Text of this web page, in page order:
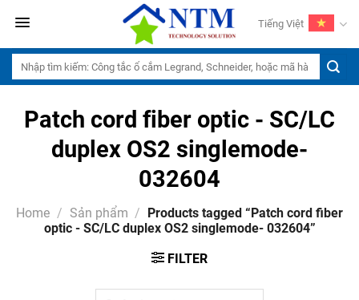
content
Tiếng Việt
Search
for:
Patch cord fiber optic - SC/LC
duplex OS2 singlemode-
032604
Home / Sản phẩm /
Products tagged “Patch cord fiber
optic - SC/LC duplex OS2 singlemode- 032604”
FILTER